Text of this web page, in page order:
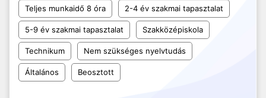
Teljes munkaidő 8 óra 2-4 év szakmai tapasztalat
5-9 év szakmai tapasztalat Szakközépiskola
Technikum Nem szükséges nyelvtudás
Általános Beosztott